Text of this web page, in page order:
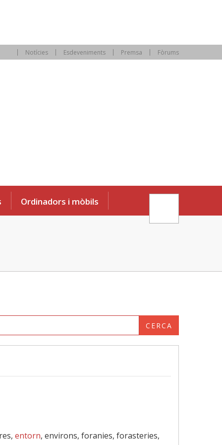
Notícies Esdeveniments Premsa Fòrums
Ordinadors i mòbils
CERCA
entorn, environs, foranies, forasteries,